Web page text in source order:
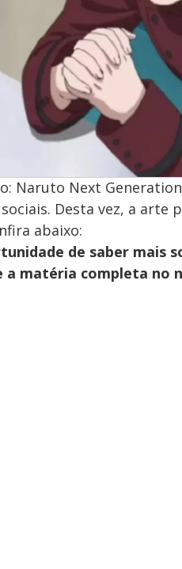
Naruto Next
Desta vez, a
abaixo:
de saber mais
a matéria completa no